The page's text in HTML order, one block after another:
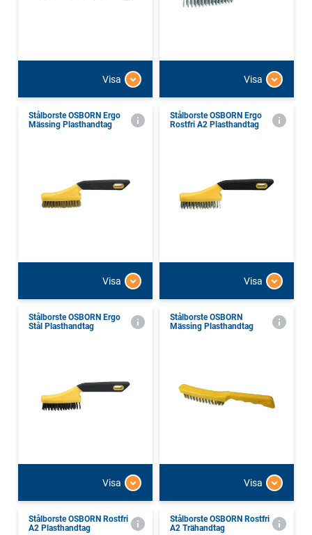
Visa Visa
Stålborste OSBORN Ergo
Mässing Plasthandtag
Visa
Stålborste OSBORN Ergo
Rostfri A2 Plasthandtag
Visa
Stålborste OSBORN Ergo
Stål Plasthandtag
Visa
Stålborste OSBORN
Mässing Plasthandtag
Visa
Stålborste OSBORN Rostfri
A2 Plasthandtag
Stålborste OSBORN Rostfri
A2 Trähandtag